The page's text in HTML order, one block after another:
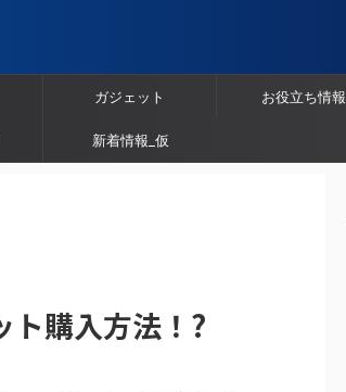
ガジェット お役立ち情報
新着情報_仮
ト購入方法！?